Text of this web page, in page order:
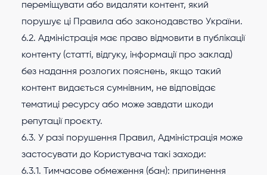
переміщувати або видаляти контент, який
порушує ці Правила або законодавство України.
6.2. Адміністрація має право відмовити в публікації
контенту (статті, відгуку, інформації про заклад)
без надання розлогих пояснень, якщо такий
контент видається сумнівним, не відповідає
тематиці ресурсу або може завдати шкоди
репутації проєкту.
6.3. У разі порушення Правил, Адміністрація може
застосувати до Користувача такі заходи:
6.3.1. Тимчасове обмеження (бан): припинення